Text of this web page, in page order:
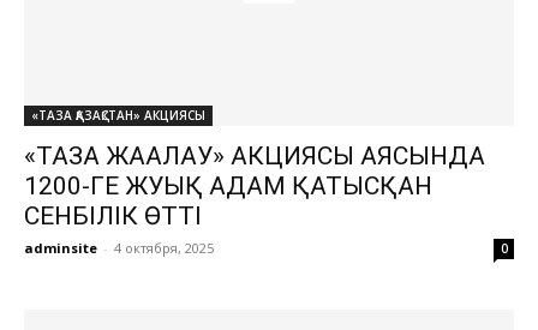
«ТАЗА ҚАЗАҚСТАН» АКЦИЯСЫ
«ТАЗА ЖАҒАЛАУ» АКЦИЯСЫ АЯСЫНДА
1200-ГЕ ЖУЫҚ АДАМ ҚАТЫСҚАН
СЕНБІЛІК ӨТТІ
adminsite - 4 октября, 2025 0